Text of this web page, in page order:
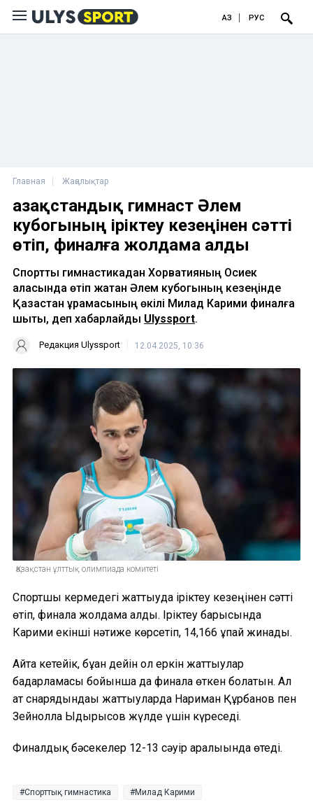
ҚАЗ РУС
Главная Жаңалықтар
Қазақстандық гимнаст Әлем
кубогының іріктеу кезеңінен сәтті
өтіп, финалға жолдама алды
Спорттық гимнастикадан Хорватияның Осиек
қаласында өтіп жатқан Әлем кубогының кезеңінде
Қазақстан құрамасының өкілі Милад Карими финалға
шықты, деп хабарлайды Ulyssport.
Редакция Ulyssport 12.04.2025, 10:36
Қазақстан ұлттық олимпиада комитеті
Спортшы кермедегі жаттығуда іріктеу кезеңінен сәтті
өтіп, финалға жолдама алды. Іріктеу барысында
Карими екінші нәтиже көрсетіп, 14,166 ұпай жинады.
Айта кетейік, бұған дейін ол еркін жаттығулар
бағдарламасы бойынша да финалға өткен болатын. Ал
ат снарядындағы жаттығуларда Нариман Құрбанов пен
Зейнолла Ыдырысов жүлде үшін күреседі.
Финалдық бәсекелер 12-13 сәуір аралығында өтеді.
Спорттық гимнастика Милад Карими